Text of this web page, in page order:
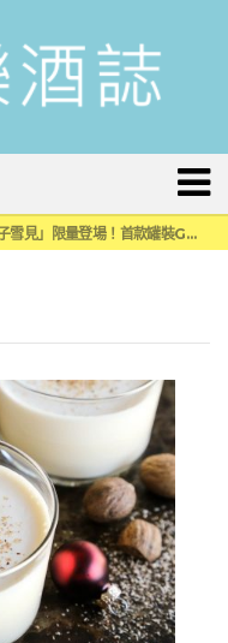
萬眾敲碗如期回歸！SUNMAI金色三麥3度攜手花蓮瓜農品牌「阿強西瓜」
三得利六ROKU琴酒旬系列「柚子雪見」限量登場！首款罐裝GIN SODA 10月同步上市
！烈酒產業再次迎來重磅利多